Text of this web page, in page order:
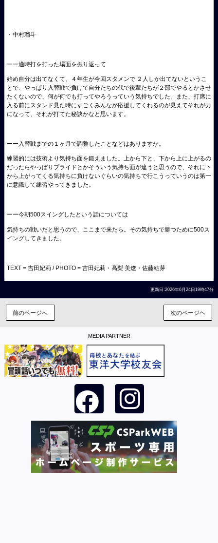
・中村瑠斗
ーー適時打を打った場面を振り返って
始め自分は出てなくて、４年生が今回スタメンで ２人しか出てないというこ
とで、やっぱり入替戦で負けて自分たちの代で後輩たちが２部でやるとかさせ
たくないので、何が何でも打ってやろうっていう気持ちでした。また、打席に
入る前にスタンド見た時にすごくみんなが応援してくれるのが見えてそれが力
になって、それが打てた秘訣かなと思います。
ーー入替戦までの１ヶ月で調整したことなどはありますか。
練習的には技術より気持ち面を鍛えました。上から下と、下から上に上がるの
だったらやっぱりプライドとかそういう気持ち面が違うと思うので、それに下
から上がってくる気持ちに負けないぐらいの気持ちで行こうっていうのは第一
に意識して練習やってきました。
ーー今朝500スイングしたという話については
気持ちの戦いだと思うので、ここまで来たら。その気持ちで勝つために500ス
イングしてきました。
TEXT = 吉田妃莉 / PHOTO = 吉田妃莉・髙梨 美遼・佐藤結芽
更新日:2026年6月24日19時47分
前のページへ 次のページヘ
MEDIA PARTNER